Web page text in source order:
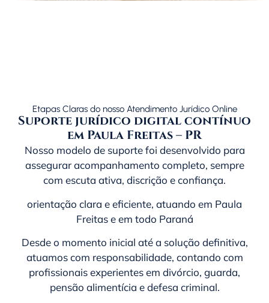
Etapas Claras do nosso Atendimento Jurídico Online
Suporte jurídico digital contínuo
em Paula Freitas – PR
Nosso modelo de suporte foi desenvolvido para
assegurar acompanhamento completo, sempre
com escuta ativa, discrição e confiança.
orientação clara e eficiente, atuando em Paula
Freitas e em todo Paraná
Desde o momento inicial até a solução definitiva,
atuamos com responsabilidade, contando com
profissionais experientes em divórcio, guarda,
pensão alimentícia e defesa criminal.